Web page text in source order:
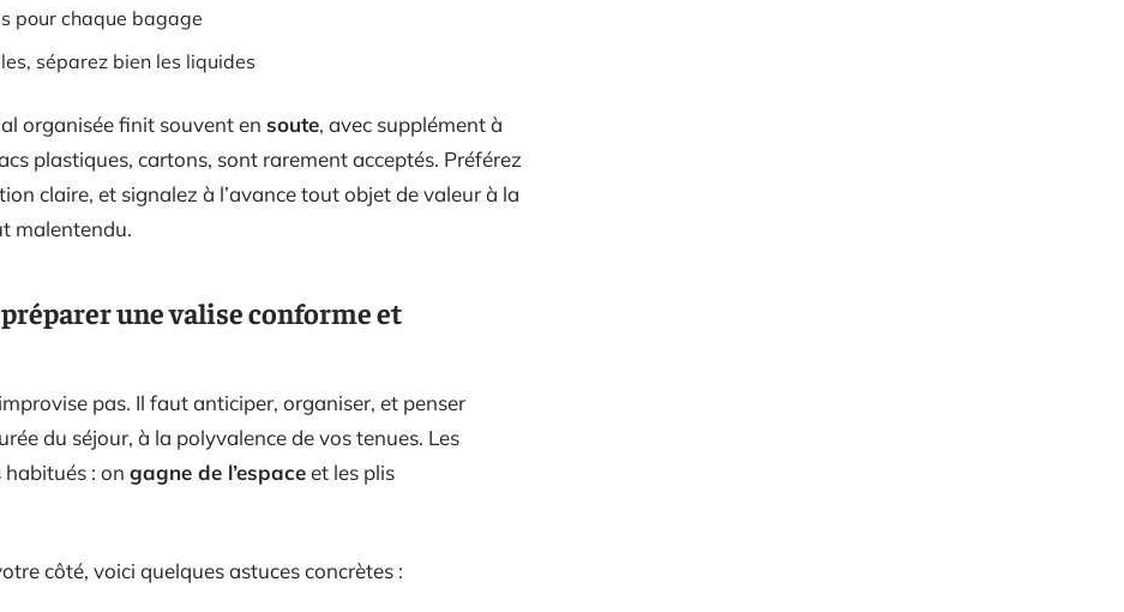
pour chaque bagage
séparez bien les liquides
organisée finit souvent en soute, avec supplément à
plastiques, cartons, sont rarement acceptés. Préférez
claire, et signalez à l’avance tout objet de valeur à la
malentendu.
une valise conforme et
pas. Il faut anticiper, organiser, et penser
du séjour, à la polyvalence de vos tenues. Les
habitués : on gagne de l’espaceet les plis
côté, voici quelques astuces concrètes :